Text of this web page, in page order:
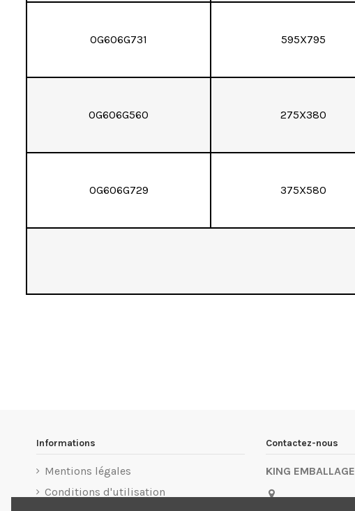
OG606G731 595X795
OG606G560 275X380
OG606G729 375X580
Informations
Mentions légales
Conditions d'utilisation
Contactez-nous
KING EMBALLAGE